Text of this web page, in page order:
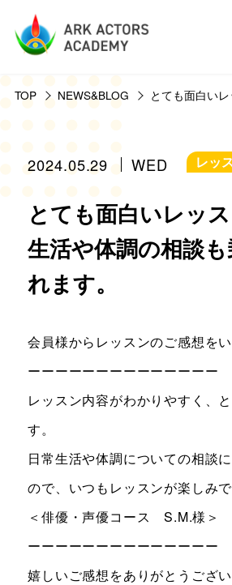
アークアクターズアカデ
コース・予約方法
スタジオ設備
お知らせ＆ブログ アク
無料体
TOP NEWS&BLOG とても面白い
2024.05.29 WED レッ
とても面白いレッ
生活や体調の相談も
れます。
会員様からレッスンのご感想をい
ーーーーーーーーーーーーーー
レッスン内容がわかりやすく、
す。
日常生活や体調についての相談
ので、いつもレッスンが楽しみで
＜俳優・声優コース S.M.様＞
ーーーーーーーーーーーーーー
嬉しいご感想をありがとうござ